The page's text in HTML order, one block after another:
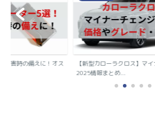
災害時の備えに！オス
【新型カローラクロス】マ
2025情報まとめ...